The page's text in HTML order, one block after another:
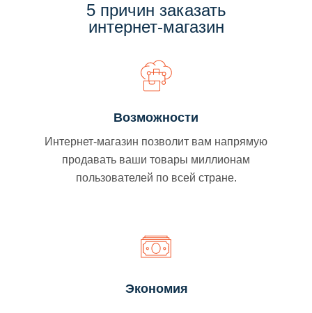
5 причин заказать
интернет-магазин
Возможности
Интернет-магазин позволит вам напрямую
продавать ваши товары миллионам
пользователей по всей стране.
Экономия